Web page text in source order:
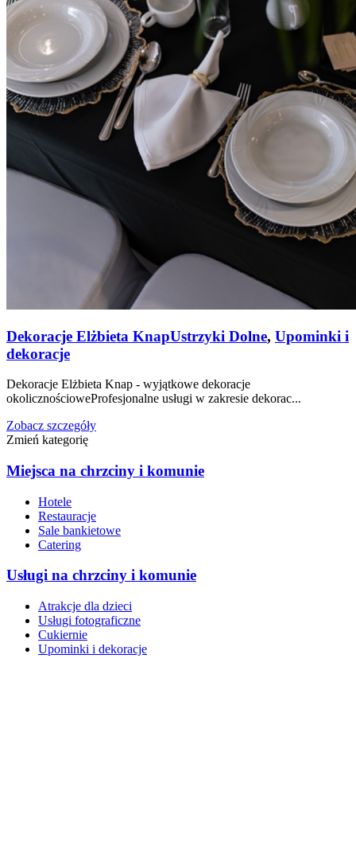
Dekoracje Elżbieta KnapUstrzyki Dolne, Upominki i
dekoracje
Dekoracje Elżbieta Knap - wyjątkowe dekoracje
okolicznościoweProfesjonalne usługi w zakresie dekorac...
Zobacz szczegóły
Zmień kategorię
Miejsca na chrzciny i komunie
Hotele
Restauracje
Sale bankietowe
Catering
Usługi na chrzciny i komunie
Atrakcje dla dzieci
Usługi fotograficzne
Cukiernie
Upominki i dekoracje